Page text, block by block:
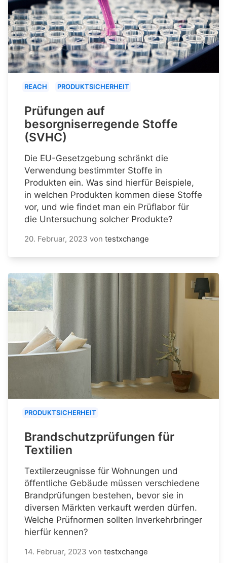
REACH PRODUKTSICHERHEIT
Prüfungen auf
besorgniserregende Stoffe
(SVHC)
Die EU-Gesetzgebung schränkt die
Verwendung bestimmter Stoffe in
Produkten ein. Was sind hierfür Beispiele,
in welchen Produkten kommen diese Stoffe
vor, und wie findet man ein Prüflabor für
die Untersuchung solcher Produkte?
20. Februar, 2023 von testxchange
PRODUKTSICHERHEIT
Brandschutzprüfungen für
Textilien
Textilerzeugnisse für Wohnungen und
öffentliche Gebäude müssen verschiedene
Brandprüfungen bestehen, bevor sie in
diversen Märkten verkauft werden dürfen.
Welche Prüfnormen sollten Inverkehrbringer
hierfür kennen?
14. Februar, 2023 von testxchange